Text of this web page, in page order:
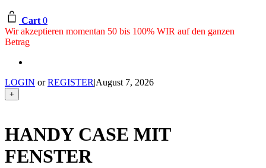
Cart 0
Wir akzeptieren momentan 50 bis 100% WIR auf den ganzen
Betrag
LOGIN orREGISTER|August 7, 2026
+
HANDY CASE MIT
FENSTER